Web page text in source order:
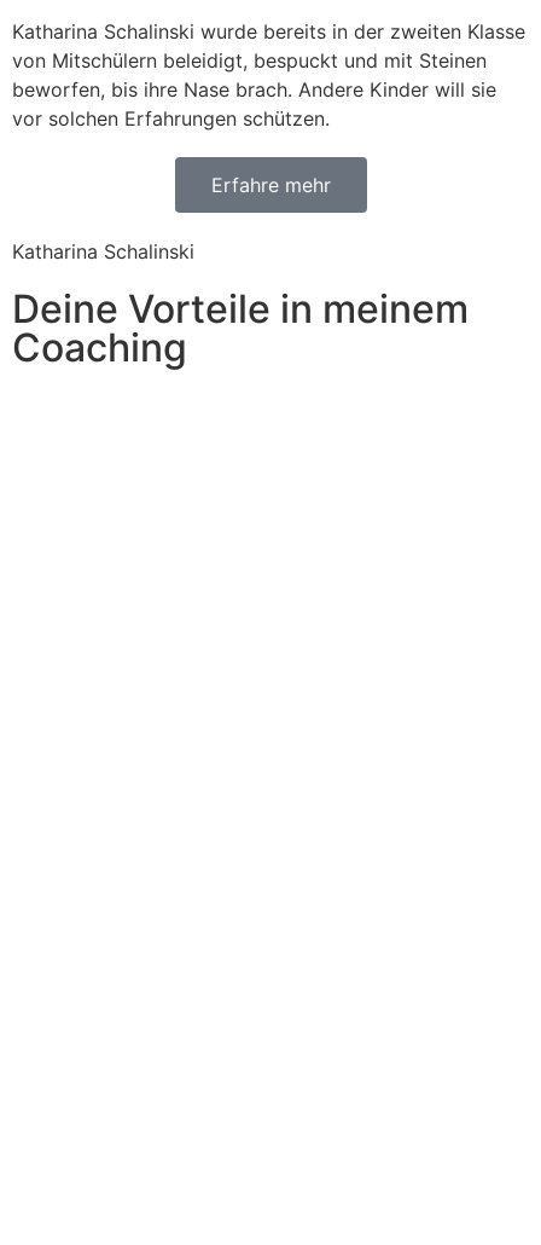
Katharina Schalinski wurde bereits in der zweiten Klasse
von Mitschülern beleidigt, bespuckt und mit Steinen
beworfen, bis ihre Nase brach. Andere Kinder will sie
vor solchen Erfahrungen schützen.
Erfahre mehr
Katharina Schalinski
Deine Vorteile in meinem
Coaching